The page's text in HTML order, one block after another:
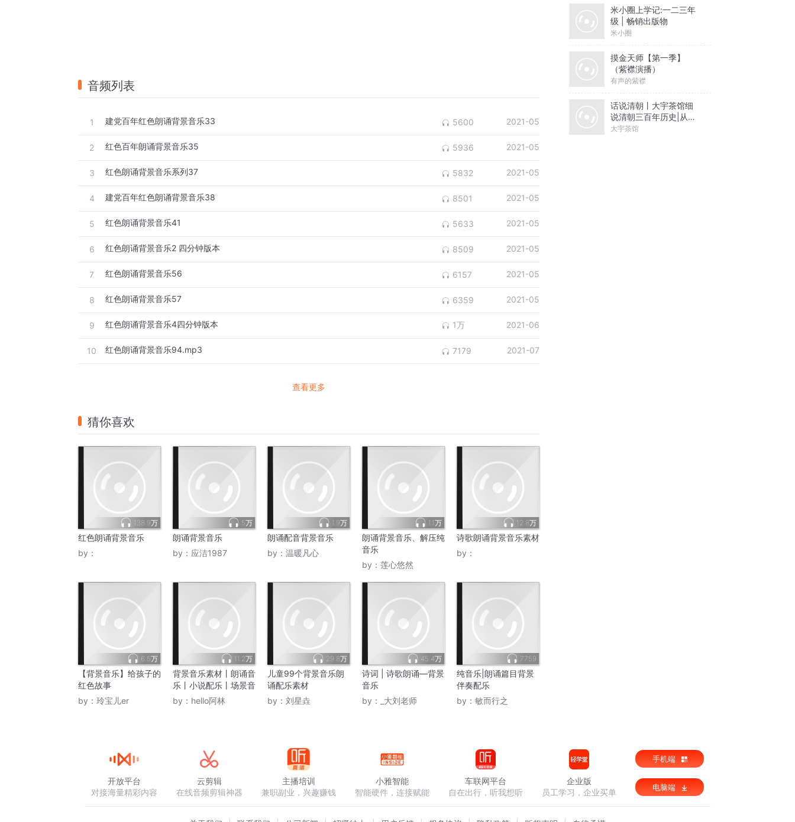
音频列表
1 建党百年红色朗诵背景音乐33 5600 2021-05
2 红色百年朗诵背景音乐35 5936 2021-05
3 红色朗诵背景音乐系列37 5832 2021-05
4 建党百年红色朗诵背景音乐38 8501 2021-05
5 红色朗诵背景音乐41 5633 2021-05
6 红色朗诵背景音乐2 四分钟版本 8509 2021-05
7 红色朗诵背景音乐56 6157 2021-05
8 红色朗诵背景音乐57 6359 2021-05
9 红色朗诵背景音乐4四分钟版本 1万 2021-06
10 红色朗诵背景音乐94.mp3 7179 2021-07
查看更多
猜你喜欢
138.9万
红色朗诵背景音乐
by：
5万
朗诵背景音乐
by： 应洁1987
1.9万
朗诵配音背景音乐
by： 温暖凡心
1.1万
朗诵背景音乐、解压纯
音乐
by： 莲心悠然
12.8万
诗歌朗诵背景音乐素材
by：
6.5万
【背景音乐】给孩子的
红色故事
by： 玲宝儿er
11.2万
背景音乐素材丨朗诵音
乐丨小说配乐丨场景音
by： hello阿林
29.8万
儿童99个背景音乐朗
诵配乐素材
by： 刘星垚
45.4万
诗词 | 诗歌朗诵—背景
音乐
by：
_大刘老师
7759
纯音乐|朗诵篇目背景
伴奏配乐
by： 敏而行之
米小圈上学记:一二三年
级 | 畅销出版物
米小圈
摸金天师【第一季】
（紫襟演播）
有声的紫襟
话说清朝丨大宇茶馆细
说清朝三百年历史|从努
尔哈赤到末代皇帝溥仪|
大宇茶馆
开放平台
对接海量精彩内容
云剪辑
在线音频剪辑神器
主播培训
兼职副业，兴趣赚钱
小雅智能
智能硬件，连接赋能
车联网平台
自在出行，听我想听
企业版
员工学习，企业买单
手机端
电脑端